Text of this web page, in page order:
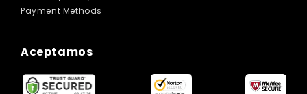
Payment Methods
Aceptamos